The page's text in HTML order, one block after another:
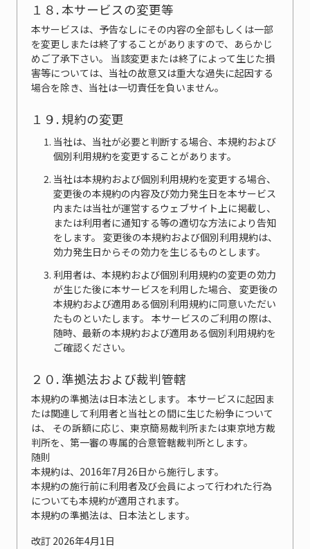
１８. 本サービスの変更等
本サービスは、予告なしにその内容の全部もしくは一部
を変更しまたは終了することがありますので、あらかじ
めご了承下さい。 当該変更または終了によって生じた損
害等については、当社の故意又は重大な過失に起因する
場合を除き、当社は一切責任を負いません。
１９. 規約の変更
当社は、当社が必要と判断する場合、本規約および
個別利用規約を変更することがあります。
当社は本規約および個別利用規約を変更する場合、
変更後の本規約の内容及び効力発生日を本サービス
内または当社が運営するウェブサイト上に掲載し、
または利用者に通知する等の適切な方法により告知
をします。 変更後の本規約および個別利用規約は、
効力発生日からその効力を生じるものとします。
利用者は、本規約および個別利用規約の変更の効力
が生じた後に本サービスを利用した場合、 変更後の
本規約および適用ある個別利用規約に同意いただい
たものといたします。 本サービスのご利用の際は、
随時、最新の本規約および適用ある個別利用規約を
ご確認ください。
２０. 準拠法および裁判管轄
本規約の準拠法は日本法とします。 本サービスに起因ま
たは関連して利用者と当社との間に生じた紛争について
は、 その訴額に応じ、東京簡易裁判所または東京地方裁
判所を、第一審の専属的合意管轄裁判所とします。
随則
本規約は、2016年7月26日から施行します。
本規約の施行前に利用者及び会員によって行われた行為
についても本規約が適用されます。
本規約の準拠法は、日本法とします。
改訂 2026年4月1日